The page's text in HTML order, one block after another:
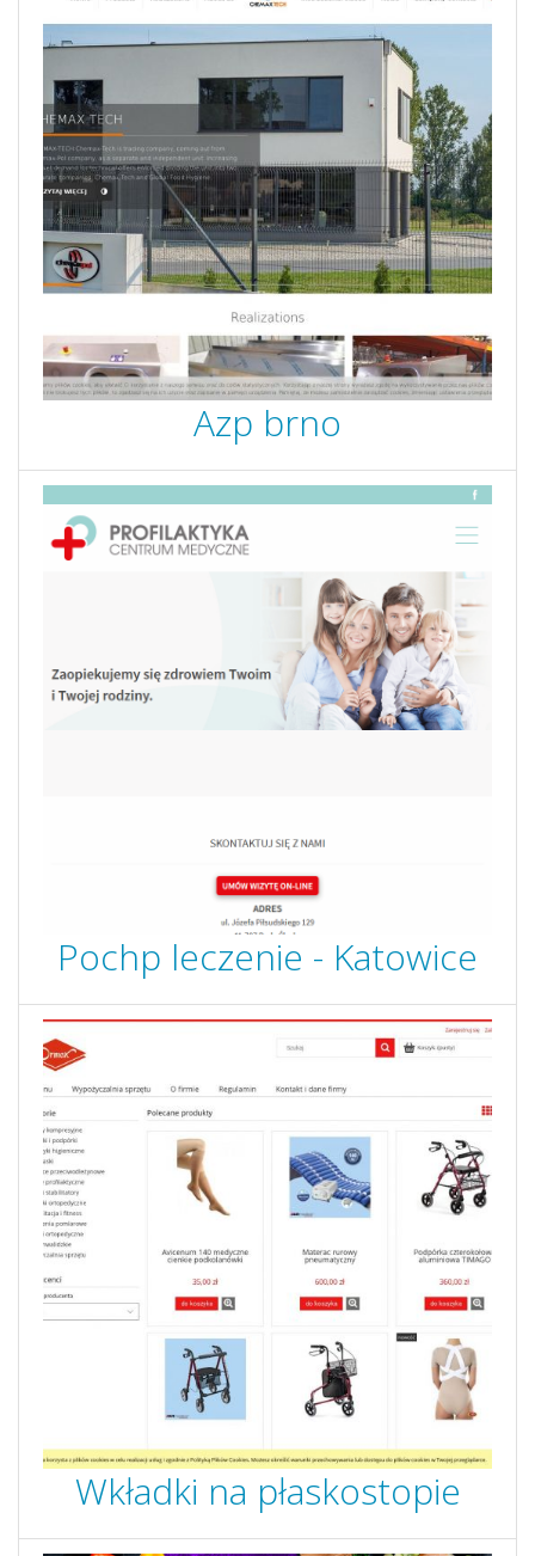
Azp brno
Pochp leczenie - Katowice
Wkładki na płaskostopie